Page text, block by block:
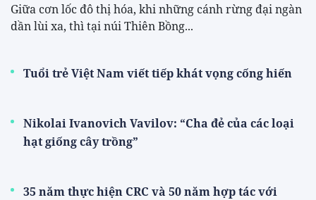
​Giữa cơn lốc đô thị hóa, khi những cánh rừng đại ngàn
dần lùi xa, thì tại núi Thiên Bồng...
Tuổi trẻ Việt Nam viết tiếp khát vọng cống hiến
Nikolai Ivanovich Vavilov: “Cha đẻ của các loại
hạt giống cây trồng”
35 năm thực hiện CRC và 50 năm hợp tác với